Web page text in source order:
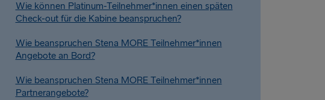
Wie können Platinum-Teilnehmer*innen einen späten
Check-out für die Kabine beanspruchen?
Wie beanspruchen Stena MORE Teilnehmer*innen
Angebote an Bord?
Wie beanspruchen Stena MORE Teilnehmer*innen
Partnerangebote?